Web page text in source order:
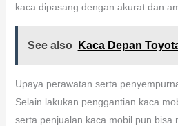
kaca dipasang dengan akurat dan
See also Kaca Depan
Upaya perawatan serta
Selain lakukan penggantian kaca
serta penjualan kaca mobil pun bisa